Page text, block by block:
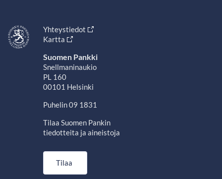
Yhteystiedot
Kartta
Suomen Pankki
Snellmaninaukio
PL 160
00101 Helsinki
Puhelin 09 1831
Tilaa Suomen Pankin
tiedotteita ja aineistoja
Tilaa